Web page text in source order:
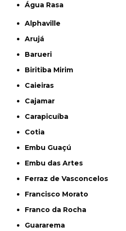
Água Rasa
Alphaville
Arujá
Barueri
Biritiba Mirim
Caieiras
Cajamar
Carapicuíba
Cotia
Embu Guaçú
Embu das Artes
Ferraz de Vasconcelos
Francisco Morato
Franco da Rocha
Guararema